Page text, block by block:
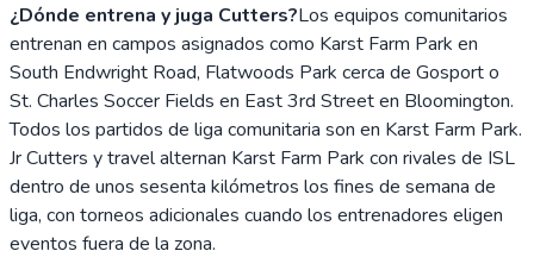
¿Dónde entrena y juga Cutters?Los equipos comunitarios
entrenan en campos asignados como Karst Farm Park en
South Endwright Road, Flatwoods Park cerca de Gosport o
St. Charles Soccer Fields en East 3rd Street en Bloomington.
Todos los partidos de liga comunitaria son en Karst Farm Park.
Jr Cutters y travel alternan Karst Farm Park con rivales de ISL
dentro de unos sesenta kilómetros los fines de semana de
liga, con torneos adicionales cuando los entrenadores eligen
eventos fuera de la zona.